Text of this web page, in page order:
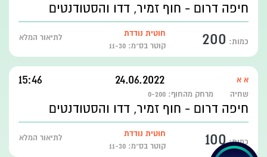
חיפה דרום - חוף זמיר, דדו והסטודנטים
כמות: 200
חוטית נודדת
קוטר בס״מ: 11-30
לתיאור המלא
א א 24.06.2022
15:46
שחיה מרחק מהחוף: 0-200
חיפה דרום - חוף זמיר, דדו והסטודנטים
כמות:100
חוטית נודדת
קוטר בס״מ: 11-30
לתיאור המלא